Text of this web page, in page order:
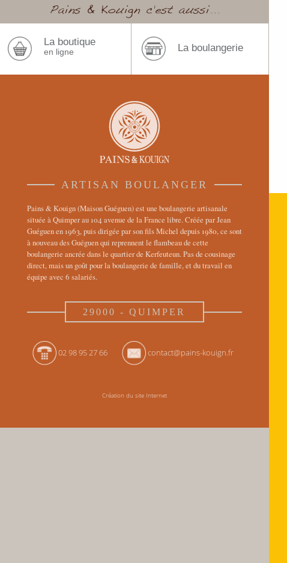
Pains & Kouign c’est aussi...
La boutique
en ligne La boulangerie
ARTISAN BOULANGER
Pains & Kouign (Maison Guéguen) est une boulangerie artisanale
située à Quimper au 104 avenue de la France libre. Créée par Jean
Guéguen en 1963, puis dirigée par son fils Michel depuis 1980, ce sont
à nouveau des Guéguen qui reprennent le flambeau de cette
boulangerie ancrée dans le quartier de Kerfeuteun. Pas de cousinage
direct, mais un goût pour la boulangerie de famille, et du travail en
équipe avec 6 salariés.
29000 - QUIMPER
02 98 95 27 66 contact@pains-kouign.fr
Création du site Internet